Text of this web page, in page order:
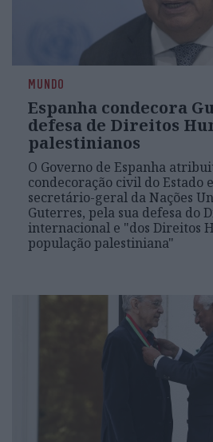
MUNDO
Espanha condecora
defesa de Direitos
palestinianos
O Governo de Espanha
condecoração civil do Estado
secretário-geral da Nações
Guterres, pela sua defesa do
internacional e "dos Direitos
população palestiniana"